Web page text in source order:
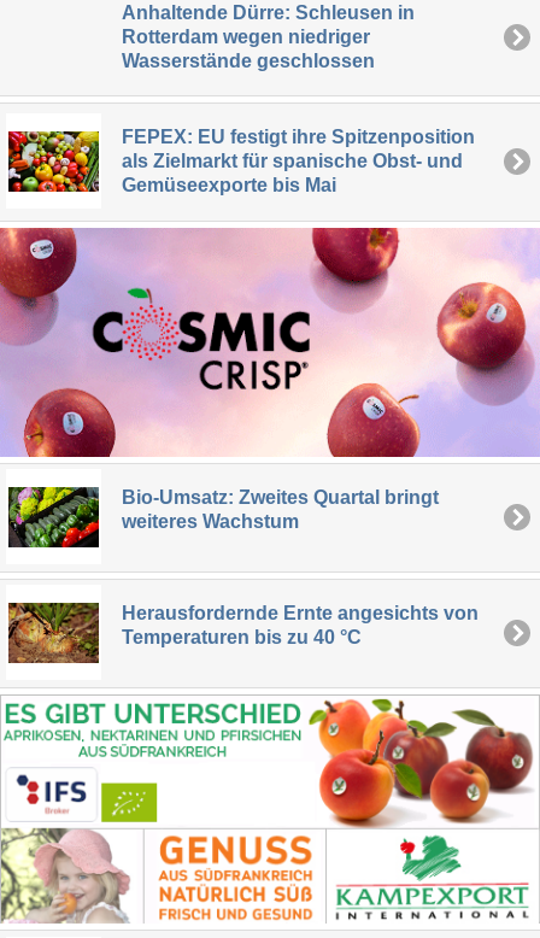
Anhaltende Dürre: Schleusen in
Rotterdam wegen niedriger
Wasserstände geschlossen
FEPEX: EU festigt ihre Spitzenposition
als Zielmarkt für spanische Obst- und
Gemüseexporte bis Mai
Bio-Umsatz: Zweites Quartal bringt
weiteres Wachstum
Herausfordernde Ernte angesichts von
Temperaturen bis zu 40 °C